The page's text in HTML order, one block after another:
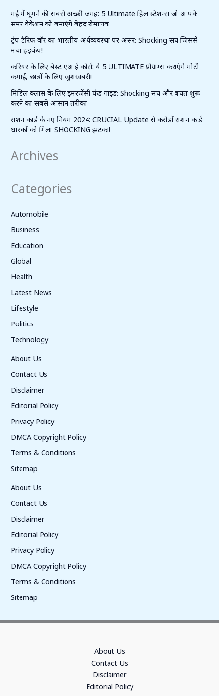
मई में घूमने की सबसे अच्छी जगह: 5 Ultimate हिल स्टेशन्स जो आपके
समर वेकेशन को बनाएंगे बेहद रोमांचक
ट्रंप टैरिफ वॉर का भारतीय अर्थव्यवस्था पर असर: Shocking सच जिससे
मचा हड़कंप!
करियर के लिए बेस्ट एआई कोर्स: ये 5 ULTIMATE प्रोग्राम्स कराएंगे मोटी
कमाई, छात्रों के लिए खुशखबरी!
मिडिल क्लास के लिए इमरजेंसी फंड गाइड: Shocking सच और बचत शुरू
करने का सबसे आसान तरीका
राशन कार्ड के नए नियम 2024: CRUCIAL Update से करोड़ों राशन कार्ड
धारकों को मिला SHOCKING झटका!
Archives
Categories
Automobile
Business
Education
Global
Health
Latest News
Lifestyle
Politics
Technology
About Us
Contact Us
Disclaimer
Editorial Policy
Privacy Policy
DMCA Copyright Policy
Terms & Conditions
Sitemap
About Us
Contact Us
Disclaimer
Editorial Policy
Privacy Policy
DMCA Copyright Policy
Terms & Conditions
Sitemap
About Us
Contact Us
Disclaimer
Editorial Policy